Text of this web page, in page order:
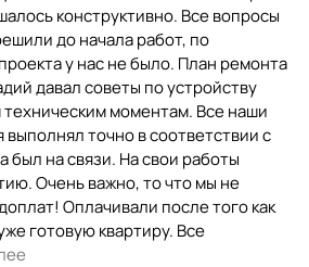
конструктивно. Все вопросы
до начала работ, по
у нас не было. План ремонта
давал советы по устройству
моментам. Все наши
точно в соответствии с
был на связи. На свои работы
Очень важно, то что мы не
Оплачивали после того как
готовую квартиру. Все